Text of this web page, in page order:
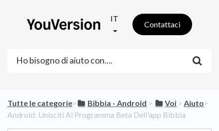
IT
Contattaci
Tutte le categorie​>​ ​Bibbia - Android ​ > ​ ​Voi ​ > ​​Aiuto​>​
Android: Unisciti Al Programma Beta Dell'app Bibbia